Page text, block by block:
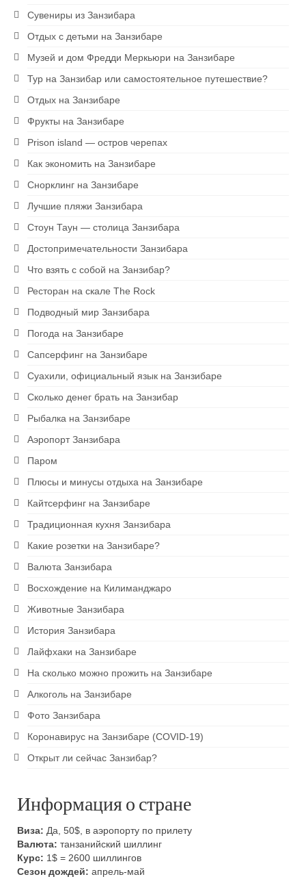
Сувениры из Занзибара
Отдых с детьми на Занзибаре
Музей и дом Фредди Меркьюри на Занзибаре
Тур на Занзибар или самостоятельное путешествие?
Отдых на Занзибаре
Фрукты на Занзибаре
Prison island — остров черепах
Как экономить на Занзибаре
Снорклинг на Занзибаре
Лучшие пляжи Занзибара
Стоун Таун — столица Занзибара
Достопримечательности Занзибара
Что взять с собой на Занзибар?
Ресторан на скале The Rock
Подводный мир Занзибара
Погода на Занзибаре
Сапсерфинг на Занзибаре
Суахили, официальный язык на Занзибаре
Сколько денег брать на Занзибар
Рыбалка на Занзибаре
Аэропорт Занзибара
Паром
Плюсы и минусы отдыха на Занзибаре
Кайтсерфинг на Занзибаре
Традиционная кухня Занзибара
Какие розетки на Занзибаре?
Валюта Занзибара
Восхождение на Килиманджаро
Животные Занзибара
История Занзибара
Лайфхаки на Занзибаре
На сколько можно прожить на Занзибаре
Алкоголь на Занзибаре
Фото Занзибара
Коронавирус на Занзибаре (COVID-19)
Открыт ли сейчас Занзибар?
Информация о стране
Виза: Да, 50$, в аэропорту по прилету
Валюта: танзанийский шиллинг
Курс: 1$ = 2600 шиллингов
Сезон дождей: апрель-май